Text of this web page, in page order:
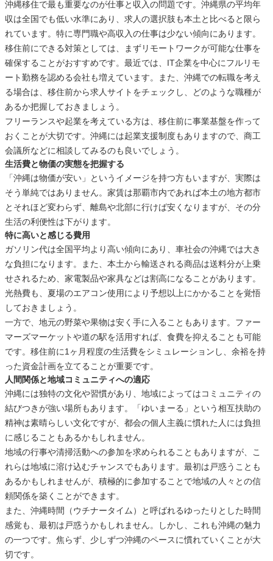
沖縄移住で最も重要なのが仕事と収入の問題です。沖縄県の平均年
収は全国でも低い水準にあり、求人の選択肢も本土と比べると限ら
れています。特に専門職や高収入の仕事は少ない傾向にあります。
移住前にできる対策としては、まずリモートワークが可能な仕事を
確保することがおすすめです。最近では、IT企業を中心にフルリモ
ート勤務を認める会社も増えています。また、沖縄での転職を考え
る場合は、移住前から求人サイトをチェックし、どのような職種が
あるか把握しておきましょう。
フリーランスや起業を考えている方は、移住前に事業基盤を作って
おくことが大切です。沖縄には起業支援制度もありますので、商工
会議所などに相談してみるのも良いでしょう。
生活費と物価の実態を把握する
「沖縄は物価が安い」というイメージを持つ方もいますが、実際は
そう単純ではありません。家賃は那覇市内であれば本土の地方都市
とそれほど変わらず、離島や北部に行けば安くなりますが、その分
生活の利便性は下がります。
特に高いと感じる費用
ガソリン代は全国平均より高い傾向にあり、車社会の沖縄では大き
な負担になります。また、本土から輸送される商品は送料分が上乗
せされるため、家電製品や家具などは割高になることがあります。
光熱費も、夏場のエアコン使用により予想以上にかかることを覚悟
しておきましょう。
一方で、地元の野菜や果物は安く手に入ることもあります。ファー
マーズマーケットや道の駅を活用すれば、食費を抑えることも可能
です。移住前に1ヶ月程度の生活費をシミュレーションし、余裕を持
った資金計画を立てることが重要です。
人間関係と地域コミュニティへの適応
沖縄には独特の文化や習慣があり、地域によってはコミュニティの
結びつきが強い場所もあります。「ゆいまーる」という相互扶助の
精神は素晴らしい文化ですが、都会の個人主義に慣れた人には負担
に感じることもあるかもしれません。
地域の行事や清掃活動への参加を求められることもありますが、こ
れらは地域に溶け込むチャンスでもあります。最初は戸惑うことも
あるかもしれませんが、積極的に参加することで地域の人々との信
頼関係を築くことができます。
また、沖縄時間（ウチナータイム）と呼ばれるゆったりとした時間
感覚も、最初は戸惑うかもしれません。しかし、これも沖縄の魅力
の一つです。焦らず、少しずつ沖縄のペースに慣れていくことが大
切です。